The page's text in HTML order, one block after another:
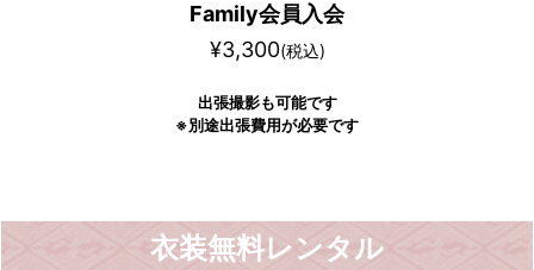
Family会員入会
¥3,300(税込)
出張撮影も可能です
※別途出張費用が必要です
衣装無料レンタル